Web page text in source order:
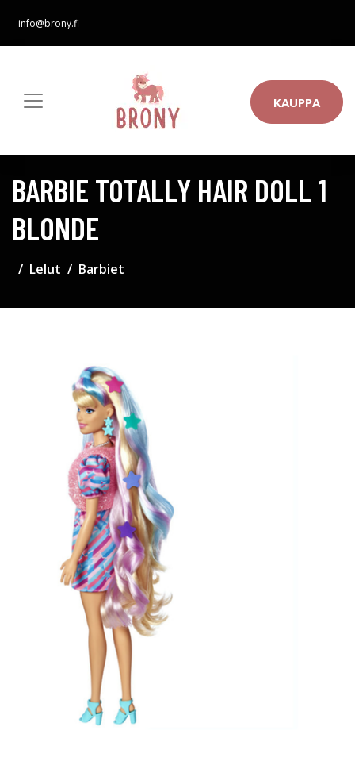
info@brony.fi
KAUPPA
BARBIE TOTALLY HAIR DOLL 1
BLONDE
Lelut Barbiet